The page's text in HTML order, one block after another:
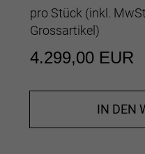
pro Stück (inkl.
Grossartikel)
4.299,00 EUR
IN DEN